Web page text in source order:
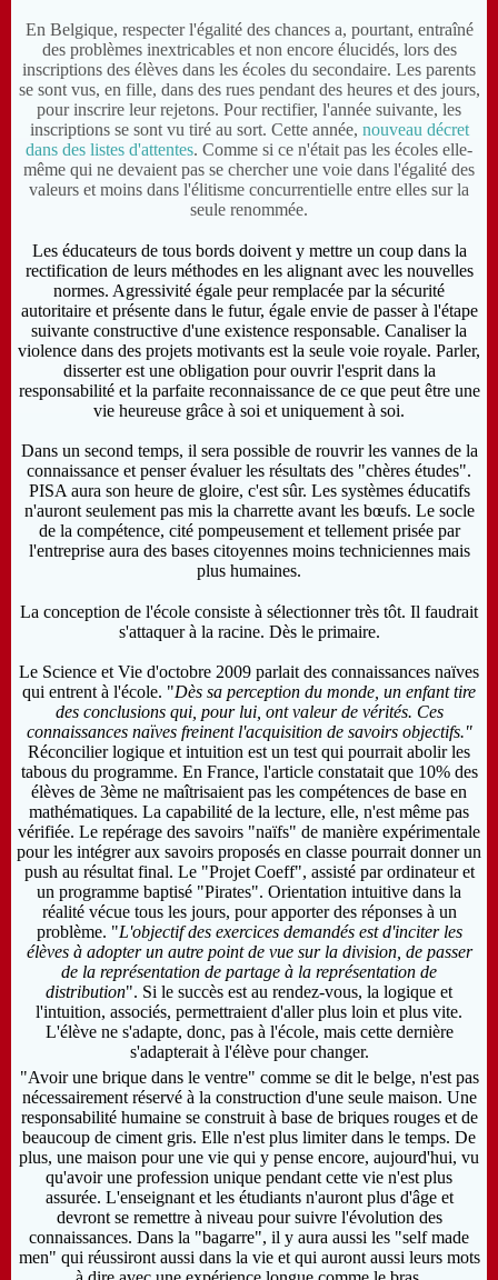
En Belgique, respecter l'égalité des chances a, pourtant, entraîné
des problèmes inextricables et non encore élucidés, lors des
inscriptions des élèves dans les écoles du secondaire. Les parents
se sont vus, en fille, dans des rues pendant des heures et des jours,
pour inscrire leur rejetons. Pour rectifier, l'année suivante, les
inscriptions se sont vu tiré au sort. Cette année, nouveau décret
dans des listes d'attentes. Comme si ce n'était pas les écoles elle-
même qui ne devaient pas se chercher une voie dans l'égalité des
valeurs et moins dans l'élitisme concurrentielle entre elles sur la
seule renommée.
Les éducateurs de tous bords doivent y mettre un coup dans la
rectification de leurs méthodes en les alignant avec les nouvelles
normes. Agressivité égale peur remplacée par la sécurité
autoritaire et présente dans le futur, égale envie de passer à l'étape
suivante constructive d'une existence responsable. Canaliser la
violence dans des projets motivants est la seule voie royale. Parler,
disserter est une obligation pour ouvrir l'esprit dans la
responsabilité et la parfaite reconnaissance de ce que peut être une
vie heureuse grâce à soi et uniquement à soi.
Dans un second temps, il sera possible de rouvrir les vannes de la
connaissance et penser évaluer les résultats des "chères études".
PISA aura son heure de gloire, c'est sûr. Les systèmes éducatifs
n'auront seulement pas mis la charrette avant les bœufs. Le socle
de la compétence, cité pompeusement et tellement prisée par
l'entreprise aura des bases citoyennes moins techniciennes mais
plus humaines.
La conception de l'école consiste à sélectionner très tôt. Il faudrait
s'attaquer à la racine. Dès le primaire.
Le Science et Vie d'octobre 2009 parlait des connaissances naïves
qui entrent à l'école. "Dès sa perception du monde, un enfant tire
des conclusions qui, pour lui, ont valeur de vérités. Ces
connaissances naïves freinent l'acquisition de savoirs objectifs."
Réconcilier logique et intuition est un test qui pourrait abolir les
tabous du programme. En France, l'article constatait que 10% des
élèves de 3ème ne maîtrisaient pas les compétences de base en
mathématiques. La capabilité de la lecture, elle, n'est même pas
vérifiée. Le repérage des savoirs "naïfs" de manière expérimentale
pour les intégrer aux savoirs proposés en classe pourrait donner un
push au résultat final. Le "Projet Coeff", assisté par ordinateur et
un programme baptisé "Pirates". Orientation intuitive dans la
réalité vécue tous les jours, pour apporter des réponses à un
problème. "L'objectif des exercices demandés est d'inciter les
élèves à adopter un autre point de vue sur la division, de passer
de la représentation de partage à la représentation de
distribution". Si le succès est au rendez-vous, la logique et
l'intuition, associés, permettraient d'aller plus loin et plus vite.
L'élève ne s'adapte, donc, pas à l'école, mais cette dernière
s'adapterait à l'élève pour changer.
"Avoir une brique dans le ventre" comme se dit le belge, n'est pas
nécessairement réservé à la construction d'une seule maison. Une
responsabilité humaine se construit à base de briques rouges et de
beaucoup de ciment gris. Elle n'est plus limiter dans le temps. De
plus, une maison pour une vie qui y pense encore, aujourd'hui, vu
qu'avoir une profession unique pendant cette vie n'est plus
assurée. L'enseignant et les étudiants n'auront plus d'âge et
devront se remettre à niveau pour suivre l'évolution des
connaissances. Dans la "bagarre", il y aura aussi les "self made
men" qui réussiront aussi dans la vie et qui auront aussi leurs mots